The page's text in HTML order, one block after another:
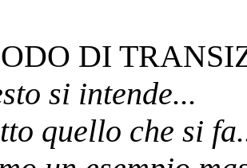
DI
si intende...
quello che si